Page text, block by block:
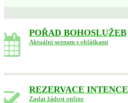
POŘAD BOHOSLUŽEB
Aktuální seznam s ohláškami
REZERVACE INTENCE
Zaslat žádost online